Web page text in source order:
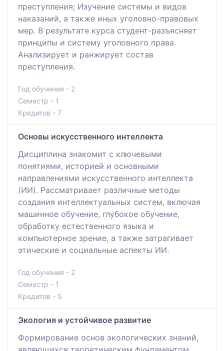
преступления; Изучение системы и видов
наказаний, а также иных уголовно-правовых
мер. В результате курса студент-разъясняет
принципы и систему уголовного права.
Анализирует и ранжирует состав
преступления.
Год обучения - 2
Семестр - 1
Кредитов - 7
Основы искусственного интеллекта
Дисциплина знакомит с ключевыми
понятиями, историей и основными
направлениями искусственного интеллекта
(ИИ). Рассматривает различные методы
создания интеллектуальных систем, включая
машинное обучение, глубокое обучение,
обработку естественного языка и
компьютерное зрение, а также затрагивает
этические и социальные аспекты ИИ.
Год обучения - 2
Семестр - 1
Кредитов - 5
Экология и устойчивое развитие
Формирование основ экологических знаний,